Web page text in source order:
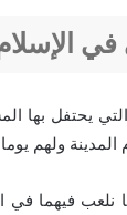
يحتفل
ولهم
نلعب فيهما